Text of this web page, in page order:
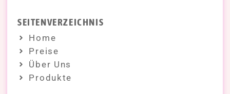
SEITENVERZEICHNIS
Home
Preise
Über Uns
Produkte